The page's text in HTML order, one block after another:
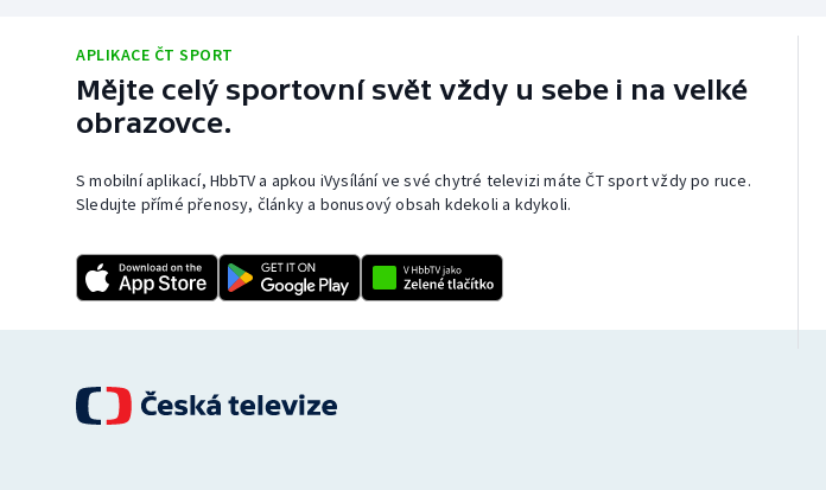
APLIKACE ČT SPORT
Mějte celý sportovní svět vždy u sebe i na velké
obrazovce.
S mobilní aplikací, HbbTV a apkou iVysílání ve své chytré televizi máte ČT sport vždy po ruce.
Sledujte přímé přenosy, články a bonusový obsah kdekoli a kdykoli.